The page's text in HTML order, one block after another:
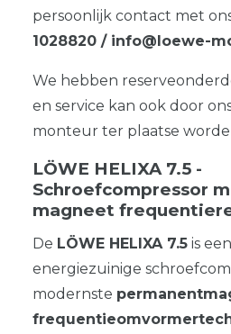
persoonlijk contact met
1028820 / info@loewe-
We hebben
en service kan ook door
monteur ter plaatse
LÖWE HELIXA 7.5 -
Schroefcompressor
magneet
De LÖWE HELIXA7.5 is
energiezuinige
modernste